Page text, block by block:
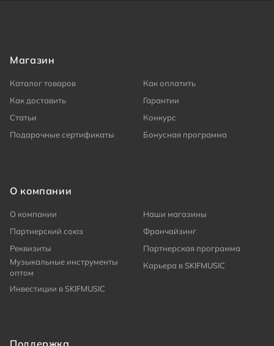
Магазин
Каталог товаров
Как оплатить
Как доставить
Гарантии
Статьи
Конкурс
Подарочные сертификаты
Бонусная программа
О компании
О компании
Наши магазины
Партнерский союз
Франчайзинг
Реквизиты
Партнерская программа
Музыкальные инструменты
оптом
Карьера в SKIFMUSIC
Инвестиции в SKIFMUSIC